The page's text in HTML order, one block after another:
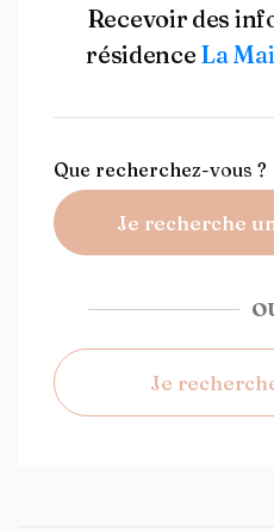
Recevoir des
résidence La
Que recherchez-vous ?
Je recherche
Je